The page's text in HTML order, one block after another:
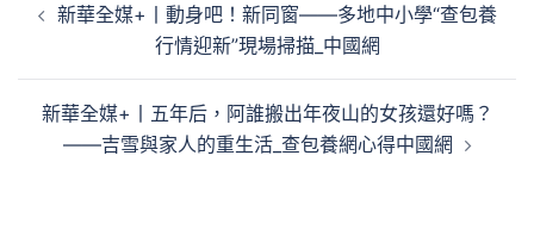
章 新華全媒+丨動身吧！新同窗——多地中小學“查包養
行情迎新”現場掃描_中國網
新華全媒+丨五年后，阿誰搬出年夜山的女孩還好嗎？
——吉雪與家人的重生活_查包養網心得中國網